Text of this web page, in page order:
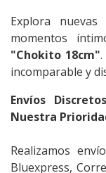
Explora
momentos
"Chokito 18cm"
incomparable y
Envíos
Nuestra
Realizamos
Bluexpress,